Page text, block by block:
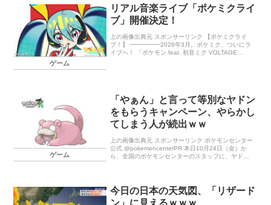
ゲーム
リアル音楽ライブ「ポケミクライ
ブ」開催決定！
上の画像出典元 スポンサーリンク 【ポケミクライ
ブ！】 ━━━━━2026年3月。ポケミク、ついにラ
イブへ！ 「ポケモン feat. 初音ミク VOLTAGE
ゲーム
「やぁん」と言って等別なヤドン
をもらうキャンペーン、やらかし
てしまう人が続出ｗｗ
上の画像出典元 スポンサーリンク ポケモンセンター
公式 @pokemoncenterPR 本日10月24日（金）か
ら、全国のポケモンセンターのスタッフに、ヤドン
今日の日本の天気図、「リザード